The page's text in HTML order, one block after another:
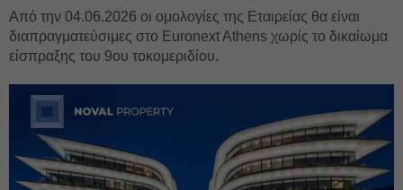
Από την 04.06.2026 οι ομολογίες της Εταιρείας θα είναι
διαπραγματεύσιμες στο Euronext Athens χωρίς το δικαίωμα
είσπραξης του 9ου τοκομεριδίου.